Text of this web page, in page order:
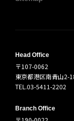
Head Office
〒107-0062
東京都港区南青山2-
TEL.03-5411-2202
Branch Office